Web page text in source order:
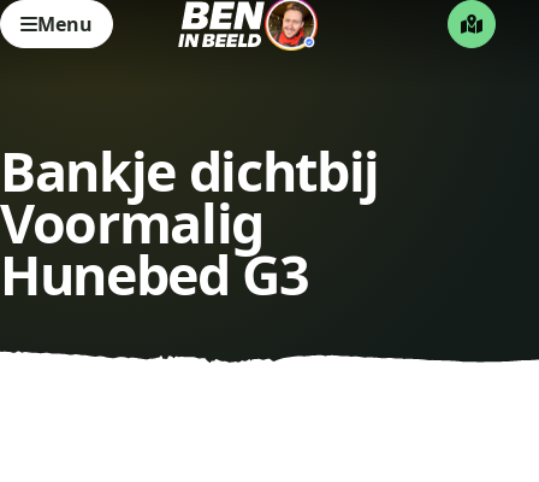
Menu
Bankje dichtbij
Voormalig
Hunebed G3